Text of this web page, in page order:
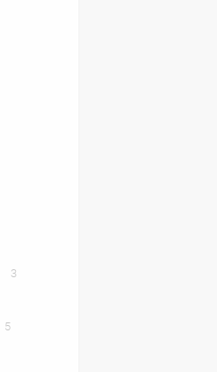
3
5